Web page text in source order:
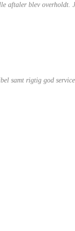
blev overholdt.
samt rigtig god